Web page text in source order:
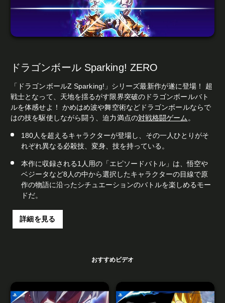
ドラゴンボール Sparking! ZERO
「ドラゴンボールZ Sparking!」シリーズ最新作が遂に登場！ 超
戦士となって、天地を揺るがす限界突破のドラゴンボールバト
ルを体感せよ！ かめはめ波や舞空術などドラゴンボールならで
はの技を駆使しながら闘う、迫力満点の対戦格闘ゲーム 。
180人を超えるキャラクターが登場し、その一人ひとりがそ
れぞれ異なる必殺技、変身、技を持っている。
本作に収録される1人用の「エピソードバトル」は、悟空や
ベジータなど8人の中から選択したキャラクターの目線で原
作の物語に沿ったシチュエーションのバトルを楽しめるモー
ドだ。
詳細を見る
おすすめビデオ